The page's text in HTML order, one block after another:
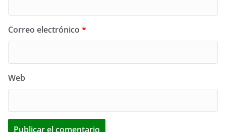
Correo electrónico *
Web